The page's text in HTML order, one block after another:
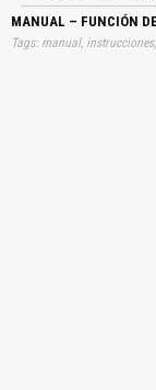
MANUAL – FUNCIÓN